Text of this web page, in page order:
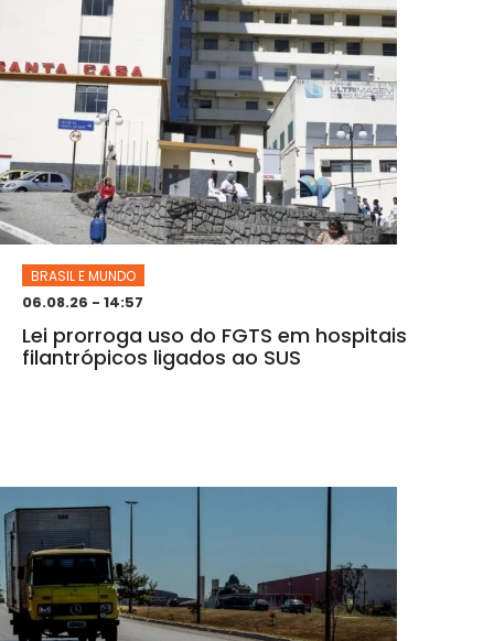
BRASIL E MUNDO
06.08.26 - 14:57
Lei prorroga uso do FGTS em hospitais
filantrópicos ligados ao SUS